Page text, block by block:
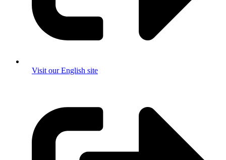
Visit our English site